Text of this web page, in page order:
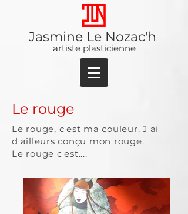
Jasmine Le Nozac'h
artiste plasticienne
Le rouge
Le rouge, c'est ma couleur. J'ai
d'ailleurs conçu mon rouge.
Le rouge c'est....